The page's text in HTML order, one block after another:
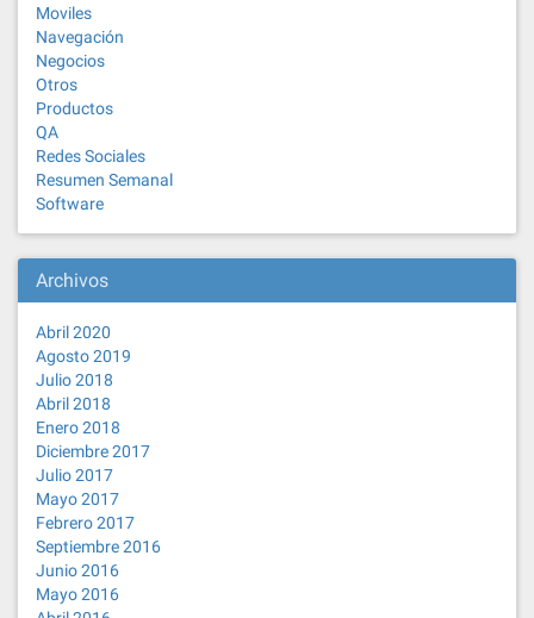
Moviles
Navegación
Negocios
Otros
Productos
QA
Redes Sociales
Resumen Semanal
Software
Archivos
Abril 2020
Agosto 2019
Julio 2018
Abril 2018
Enero 2018
Diciembre 2017
Julio 2017
Mayo 2017
Febrero 2017
Septiembre 2016
Junio 2016
Mayo 2016